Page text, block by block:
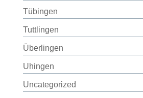
Tübingen
Tuttlingen
Überlingen
Uhingen
Uncategorized